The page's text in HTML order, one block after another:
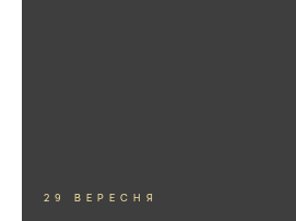
29 ВЕРЕСНЯ